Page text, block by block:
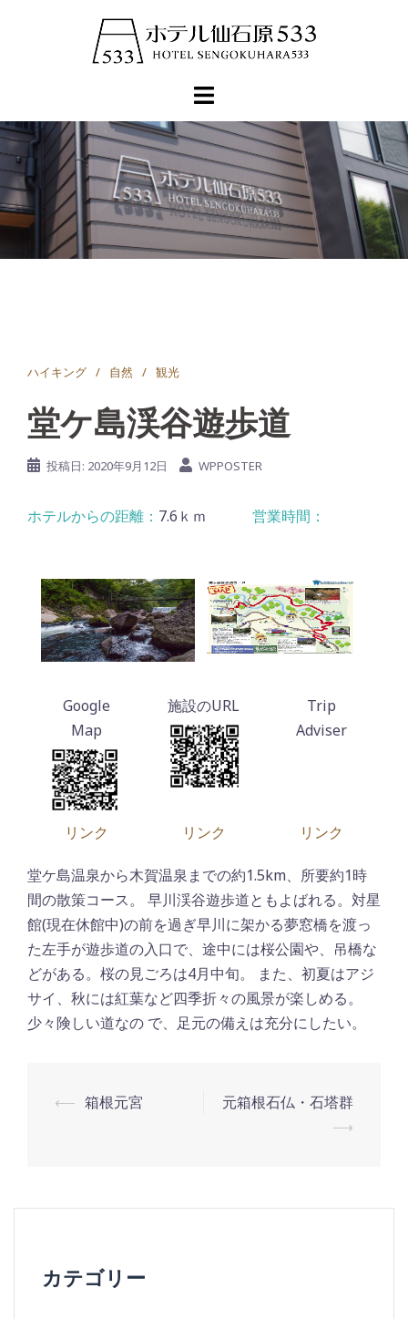
へ
ス
キ
ッ
プ
ハイキング 自然 観光
堂ケ島渓谷遊歩道
投稿日: 2020年9月12日 WPPOSTER
7.6ｋｍ
リンク リンク リンク
堂ケ島温泉から木賀温泉までの約1.5km、所要約1時
間の散策コース。 早川渓谷遊歩道ともよばれる。対星
館(現在休館中)の前を過ぎ早川に架かる夢窓橋を渡っ
た左手が遊歩道の入口で、途中には桜公園や、吊橋な
どがある。桜の見ごろは4月中旬。 また、初夏はアジ
サイ、秋には紅葉など四季折々の風景が楽しめる。
少々険しい道なの で、足元の備えは充分にしたい。
投
ゲ
⟵ 箱根元宮
元箱根石仏・石塔群
⟶
カテゴリー